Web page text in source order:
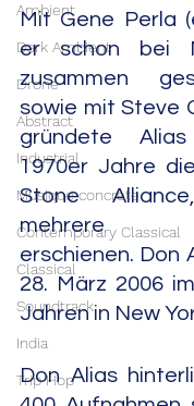
Ambient
Dark Ambient
Drone
Abstract
Industrial
Musique concrète
Contemporary Classical
Classical
Soundtrack
India
Trip Hop
Mit Gene Perla
er schon bei
zusammen
sowie mit Steve
gründete
1970er Jahre
Stone
mehrere
erschienen. Don
28. März 2006
Jahren in New
Don Alias